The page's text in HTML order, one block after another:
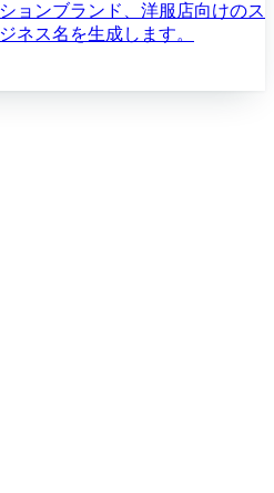
ョンブランド、洋服店向けのス
ネス名を生成します。